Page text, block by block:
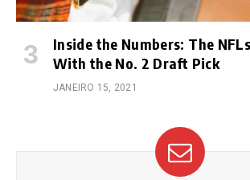
Inside the Numbers: The
With the No. 2 Draft Pick
JANEIRO 15, 2021